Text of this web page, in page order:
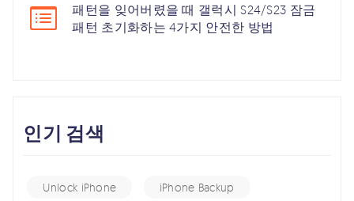
패턴을 잊어버렸을 때 갤럭시 S24/S23 잠금
패턴 초기화하는 4가지 안전한 방법
인기 검색
Unlock iPhone iPhone Backup